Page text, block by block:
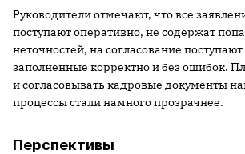
Руководители отмечают, что все
поступают оперативно, не содержат
неточностей, на согласование
заполненные корректно и без ошибок.
и согласовывать кадровые документы
процессы стали намного прозрачнее.
Перспективы